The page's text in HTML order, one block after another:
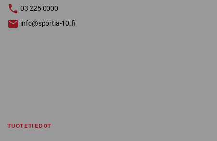
03 225 0000
info@sportia-10.fi
TUOTETIEDOT